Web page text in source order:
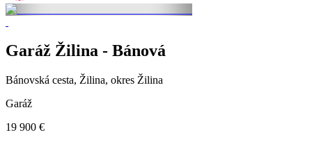
Garáž Žilina - Bánová
Bánovská cesta, Žilina, okres Žilina
Garáž
19 900 €